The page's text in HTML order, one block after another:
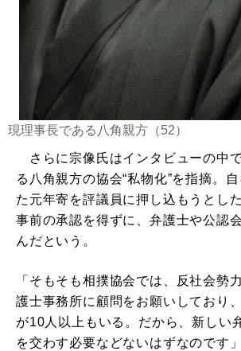
現理事長である八角親方（52）
さらに宗像氏はインタビューの中
る八角親方の協会“私物化”を指摘。
た元年寄を評議員に押し込もうとし
事前の承認を得ずに、弁護士や公認
んだという。
「そもそも相撲協会では、反社会勢
護士事務所に顧問をお願いしており
が10人以上もいる。だから、新しい
を交わす必要などないはずなのです